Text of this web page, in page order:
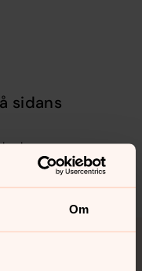
Om
sidans